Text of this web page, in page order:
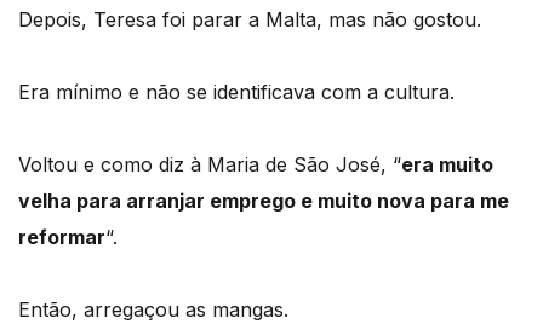
Depois, Teresa foi parar a Malta, mas não gostou.
Era mínimo e não se identificava com a cultura.
Voltou e como diz à Maria de São José, “era muito
velha para arranjar emprego e muito nova para me
reformar“.
Então, arregaçou as mangas.